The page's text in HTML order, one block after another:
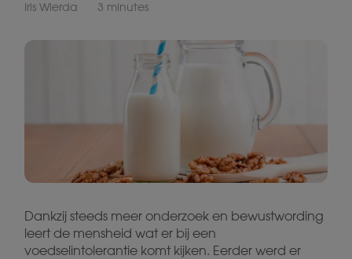
Iris Wierda 3 minutes
Dankzij steeds meer onderzoek en bewustwording
leert de mensheid wat er bij een
voedselintolerantie komt kijken. Eerder werd er